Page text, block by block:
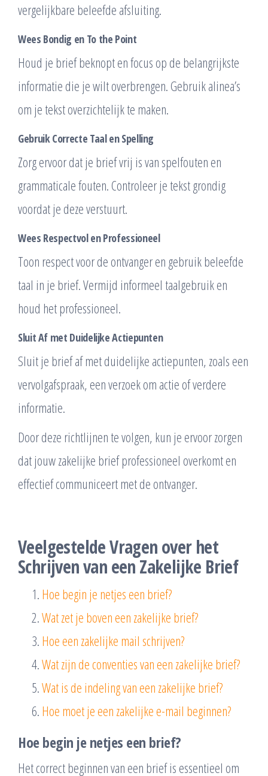
vergelijkbare beleefde afsluiting.
Wees Bondig en To the Point
Houd je brief beknopt en focus op de belangrijkste
informatie die je wilt overbrengen. Gebruik alinea’s
om je tekst overzichtelijk te maken.
Gebruik Correcte Taal en Spelling
Zorg ervoor dat je brief vrij is van spelfouten en
grammaticale fouten. Controleer je tekst grondig
voordat je deze verstuurt.
Wees Respectvol en Professioneel
Toon respect voor de ontvanger en gebruik beleefde
taal in je brief. Vermijd informeel taalgebruik en
houd het professioneel.
Sluit Af met Duidelijke Actiepunten
Sluit je brief af met duidelijke actiepunten, zoals een
vervolgafspraak, een verzoek om actie of verdere
informatie.
Door deze richtlijnen te volgen, kun je ervoor zorgen
dat jouw zakelijke brief professioneel overkomt en
effectief communiceert met de ontvanger.
Veelgestelde Vragen over het
Schrijven van een Zakelijke Brief
Hoe begin je netjes een brief?
Wat zet je boven een zakelijke brief?
Hoe een zakelijke mail schrijven?
Wat zijn de conventies van een zakelijke brief?
Wat is de indeling van een zakelijke brief?
Hoe moet je een zakelijke e-mail beginnen?
Hoe begin je netjes een brief?
Het correct beginnen van een brief is essentieel om